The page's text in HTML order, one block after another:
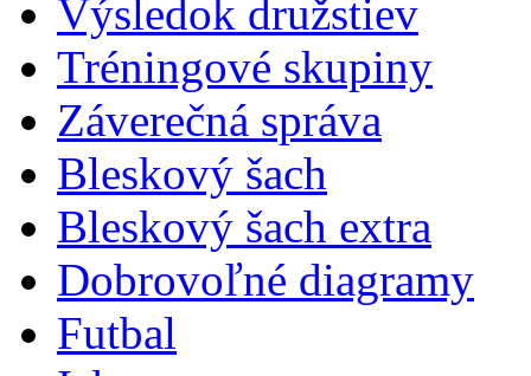
Výsledok družstiev
Tréningové skupiny
Záverečná správa
Bleskový šach
Bleskový šach extra
Dobrovoľné diagramy
Futbal